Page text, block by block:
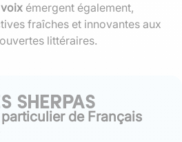
émergent également,
fraîches et innovantes aux
littéraires.
de Français